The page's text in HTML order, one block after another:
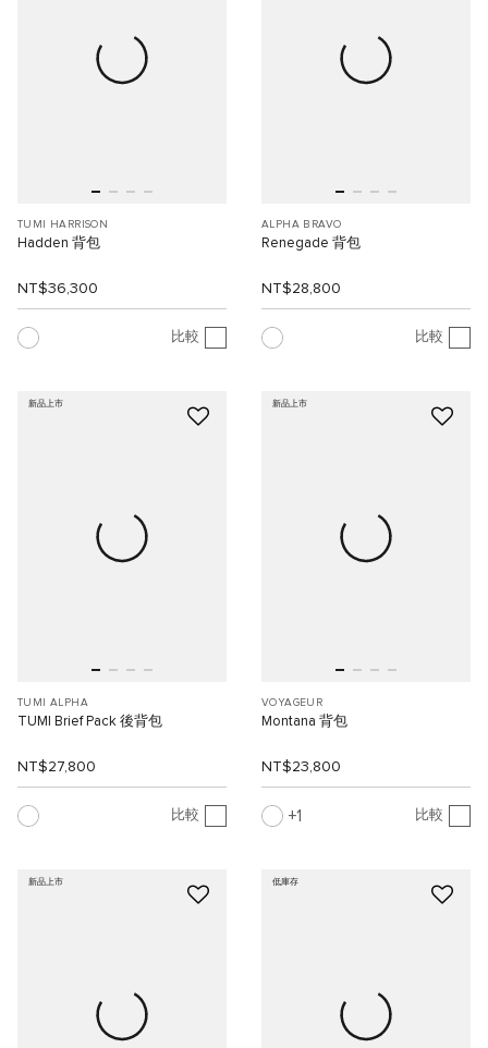
TUMI HARRISON
Hadden 背包
NT$36,300
比較
ALPHA BRAVO
Renegade 背包
NT$28,800
比較
新品上市
TUMI ALPHA
TUMI Brief Pack 後背包
NT$27,800
比較
新品上市
VOYAGEUR
Montana 背包
NT$23,800
1 比較
新品上市 低庫存